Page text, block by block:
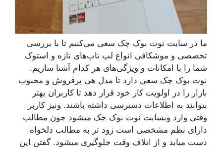
ما در سایت نوت بوک چک سعی می‌کنیم تا با بررسی
تخصصی و موشکافی انواع لپ تاپ‌های تازه و استوک
شما را با امکانات و ویژگی‌های هر کدام آشنا سازیم.
نوت بوک چک سعی دارد تا مدل هی پرفروش و محبوب
بازار را در اولویت کار خود قرار دهد تا کاربران بهتر
بتوانند به اطلاعات دسترسی داشته باشند. ونیز کاربر
وقتی وارد وبسایت نوت بوک چک میشود چون مطالب
دارای نظم مشخصی است زود تر به مطالب دلخواه
دست میابد و از اتلاف وقت جلوگیری میشود. گفتن این